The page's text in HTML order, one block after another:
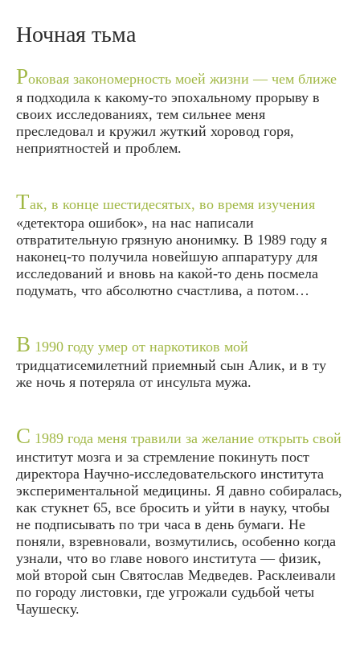
Ночная тьма
Роковая закономерность моей жизни — чем ближе
я подходила к какому-то эпохальному прорыву в
своих исследованиях, тем сильнее меня
преследовал и кружил жуткий хоровод горя,
неприятностей и проблем.
Так, в конце шестидесятых, во время изучения
«детектора ошибок», на нас написали
отвратительную грязную анонимку. В 1989 году я
наконец-то получила новейшую аппаратуру для
исследований и вновь на какой-то день посмела
подумать, что абсолютно счастлива, а потом…
В 1990 году умер от наркотиков мой
тридцатисемилетний приемный сын Алик, и в ту
же ночь я потеряла от инсульта мужа.
С 1989 года меня травили за желание открыть свой
институт мозга и за стремление покинуть пост
директора Научно-исследовательского института
экспериментальной медицины. Я давно собиралась,
как стукнет 65, все бросить и уйти в науку, чтобы
не подписывать по три часа в день бумаги. Не
поняли, взревновали, возмутились, особенно когда
узнали, что во главе нового института — физик,
мой второй сын Святослав Медведев. Расклеивали
по городу листовки, где угрожали судьбой четы
Чаушеску.